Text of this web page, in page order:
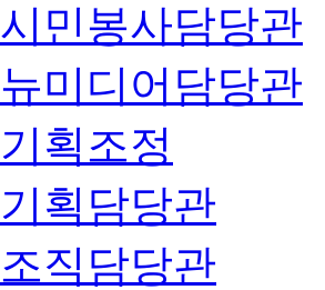
시민봉사담당관
뉴미디어담당관
기획조정
기획담당관
조직담당관